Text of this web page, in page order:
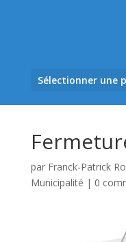
Sélectionner une
par Franck-Patrick
Municipalité | 0